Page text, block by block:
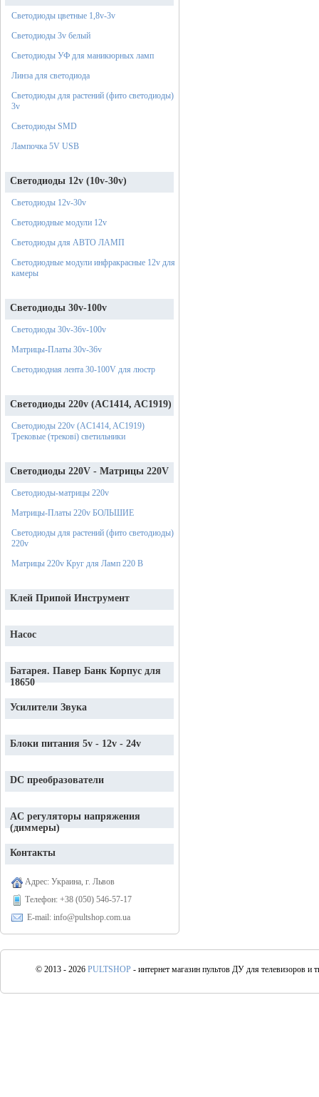
Светодиоды цветные 1,8v-3v
Светодиоды 3v белый
Светодиоды УФ для маникюрных ламп
Линза для светодиода
Светодиоды для растений (фито светодиоды)
3v
Светодиоды SMD
Лампочка 5V USB
Светодиоды 12v (10v-30v)
Светодиоды 12v-30v
Светодиодные модули 12v
Светодиоды для АВТО ЛАМП
Светодиодные модули инфракрасные 12v для
камеры
Светодиоды 30v-100v
Светодиоды 30v-36v-100v
Матрицы-Платы 30v-36v
Светодиодная лента 30-100V для люстр
Светодиоды 220v (AC1414, AC1919)
Светодиоды 220v (AC1414, AC1919)
Трековые (трекові) светильники
Светодиоды 220V - Матрицы 220V
Светодиоды-матрицы 220v
Матрицы-Платы 220v БОЛЬШИЕ
Светодиоды для растений (фито светодиоды)
220v
Матрицы 220v Круг для Ламп 220 В
Клей Припой Инструмент
Насос
Батарея. Павер Банк Корпус для
18650
Усилители Звука
Блоки питания 5v - 12v - 24v
DC преобразователи
AC регуляторы напряжения
(диммеры)
Контакты
Адрес: Украина, г. Львов
Телефон: +38 (050) 546-57-17
E-mail: info@pultshop.com.ua
© 2013 - 2026 PULTSHOP - интернет магазин пультов ДУ для телевизоров и